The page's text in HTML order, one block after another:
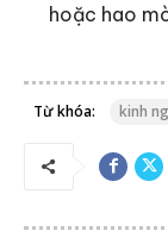
hoặc hao
Từ khóa: kinh